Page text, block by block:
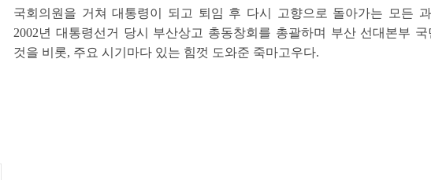
국회의원을 거쳐 대통령이 되고 퇴임 후 다시 고향으로 돌아가는 모든
2002년 대통령선거 당시 부산상고 총동창회를 총괄하며 부산 선대본부
것을 비롯, 주요 시기마다 있는 힘껏 도와준 죽마고우다.